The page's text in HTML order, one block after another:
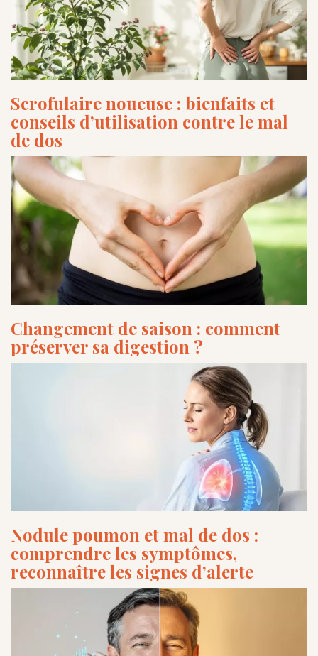
Scrofulaire noueuse : bienfaits et
conseils d’utilisation contre le mal
de dos
Changement de saison : comment
préserver sa digestion ?
Nodule poumon et mal de dos :
comprendre les symptômes,
reconnaître les signes d’alerte